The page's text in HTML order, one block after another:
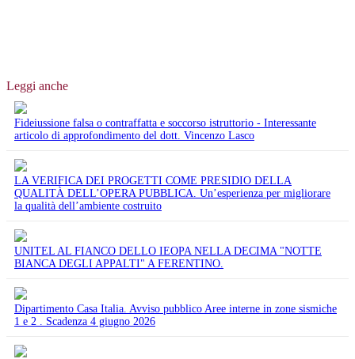
Leggi anche
Fideiussione falsa o contraffatta e soccorso istruttorio - Interessante
articolo di approfondimento del dott. Vincenzo Lasco
LA VERIFICA DEI PROGETTI COME PRESIDIO DELLA
QUALITÀ DELL’OPERA PUBBLICA. Un’esperienza per migliorare
la qualità dell’ambiente costruito
UNITEL AL FIANCO DELLO IEOPA NELLA DECIMA "NOTTE
BIANCA DEGLI APPALTI" A FERENTINO.
Dipartimento Casa Italia. Avviso pubblico Aree interne in zone sismiche
1 e 2 . Scadenza 4 giugno 2026